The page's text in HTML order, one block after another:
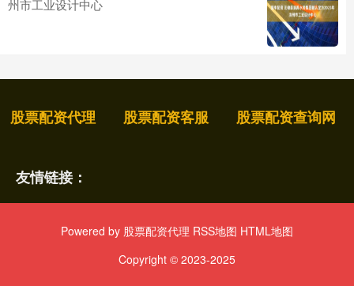
州市工业设计中心
股票配资代理 股票配资客服 股票配资查询网
友情链接：
Powered by 股票配资代理 RSS地图 HTML地图
Copyright © 2023-2025